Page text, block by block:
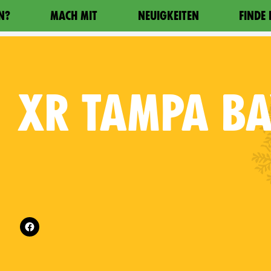
MACH MIT NEUIGKEITEN FINDE
XR TAMPA
Follow XR Tampa Bay on
on